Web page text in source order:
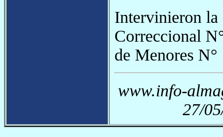
Intervinieron
Correccional
de Menores
www.info-
27/